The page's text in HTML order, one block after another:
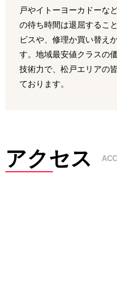
戸やイトーヨーカドーな
の待ち時間は退屈するこ
ビスや、修理か買い替え
す。地域最安値クラスの
技術力で、松戸エリアの
ております。
アクセス